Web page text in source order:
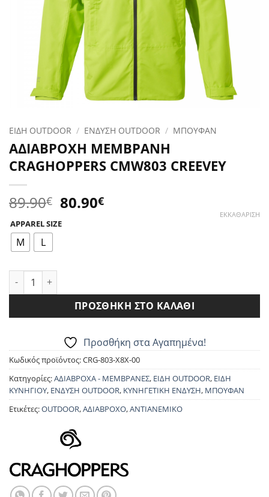
ΕΙΔΗ OUTDOOR / ΕΝΔΥΣΗ OUTDOOR / ΜΠΟΥΦΑΝ
ΑΔΙΑΒΡΟΧΗ ΜΕΜΒΡΑΝΗ
CRAGHOPPERS CMW803 CREEVEY
89.90€ Original
price
was:
80.90€Η
APPAREL SIZE
M L
ΕΚΚΑΘΆΡΙΣΗ
ΑΔΙΑΒΡΟΧΗ ΜΕΜΒΡΑΝΗ CRAGHOPPERS CMW803 CREEVEY
ΠΡΟΣΘΉΚΗ ΣΤΟ ΚΑΛΆΘΙ
Προσθήκη στα Αγαπημένα!
Κωδικός προϊόντος:CRG-803-X8X-00
Κατηγορίες:ΑΔΙΑΒΡΟΧΑ - ΜΕΜΒΡΑΝΕΣ, ΕΙΔΗ OUTDOOR, ΕΙΔΗ
ΚΥΝΗΓΙΟΥ, ΕΝΔΥΣΗ OUTDOOR, ΚΥΝΗΓΕΤΙΚΗ ΕΝΔΥΣΗ, ΜΠΟΥΦΑΝ
Ετικέτες:OUTDOOR,ΑΔΙΑΒΡΟΧΟ,ΑΝΤΙΑΝΕΜΙΚΟ